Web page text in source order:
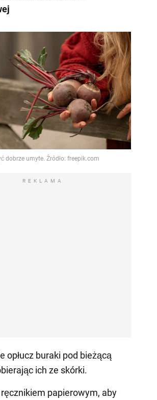
REKLAMA
opłucz buraki pod bieżącą
ich ze skórki.
papierowym, aby